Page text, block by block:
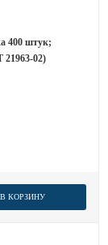
400 штук;
02)
В КОРЗИНУ